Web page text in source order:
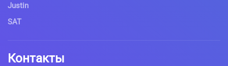
Justin
SAT
Контакты